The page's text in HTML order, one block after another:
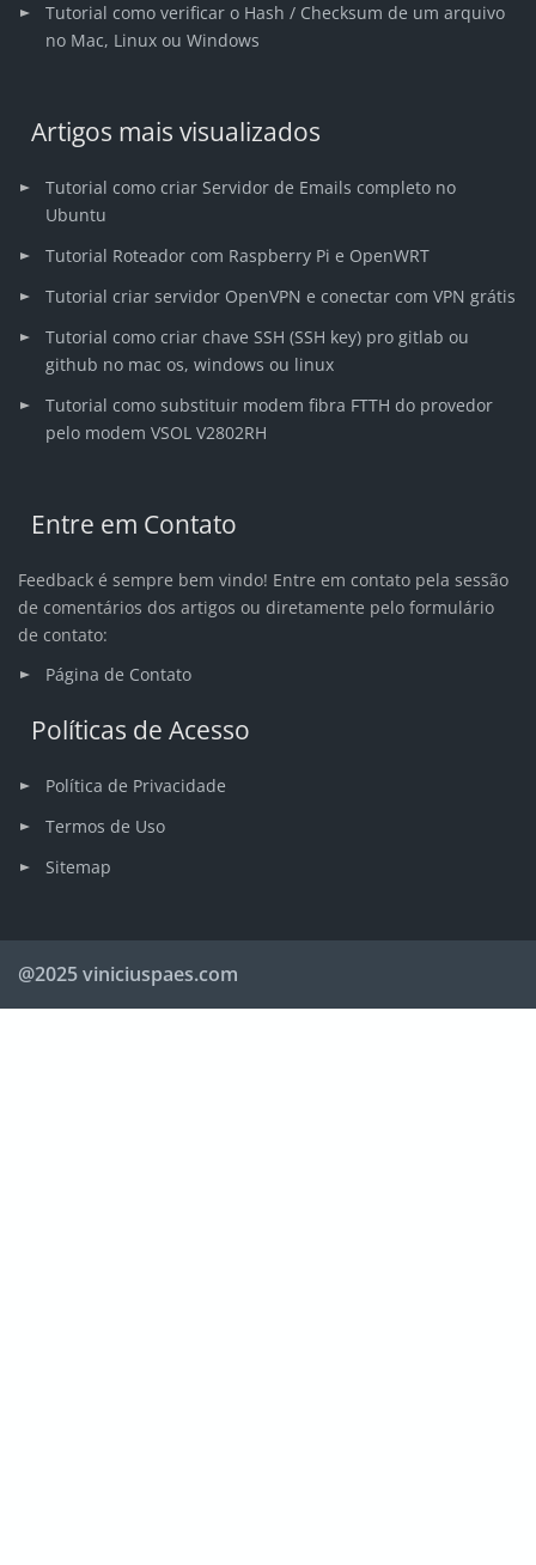
Tutorial como verificar o Hash / Checksum de um arquivo
no Mac, Linux ou Windows
Artigos mais visualizados
Tutorial como criar Servidor de Emails completo no
Ubuntu
Tutorial Roteador com Raspberry Pi e OpenWRT
Tutorial criar servidor OpenVPN e conectar com VPN grátis
Tutorial como criar chave SSH (SSH key) pro gitlab ou
github no mac os, windows ou linux
Tutorial como substituir modem fibra FTTH do provedor
pelo modem VSOL V2802RH
Entre em Contato
Feedback é sempre bem vindo! Entre em contato pela sessão
de comentários dos artigos ou diretamente pelo formulário
de contato:
Página de Contato
Políticas de Acesso
Política de Privacidade
Termos de Uso
Sitemap
@2025 viniciuspaes.com